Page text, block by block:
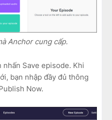
Anchor cung cấp.
nhấn Save episode. Khi
bạn nhập đầy đủ thông
Now.